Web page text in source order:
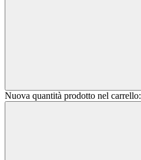
Nuova quantità prodotto nel carrello: